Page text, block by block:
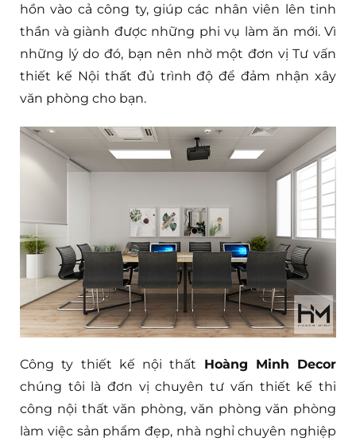
hồn vào cả công ty, giúp các nhân viên lên tinh
thần và giành được những phi vụ làm ăn mới. Vì
những lý do đó, bạn nên nhờ một đơn vị Tư vấn
thiết kế Nội thất đủ trình độ để đảm nhận xây
văn phòng cho bạn.
Công ty thiết kế nội thất Hoàng Minh Decor
chúng tôi là đơn vị chuyên tư vấn thiết kế thi
công nội thất văn phòng, văn phòng văn phòng
làm việc sản phẩm đẹp, nhà nghỉ chuyên nghiệp